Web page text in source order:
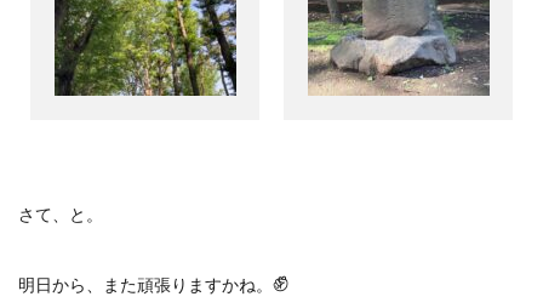
さて、と。
明日から、また頑張りますかね。 ✊